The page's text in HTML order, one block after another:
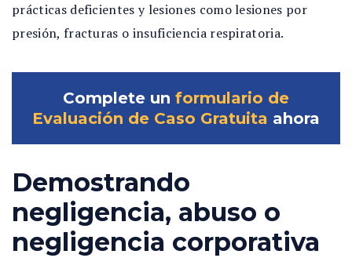
prácticas deficientes y lesiones como lesiones por
presión, fracturas o insuficiencia respiratoria.
Complete un formulario de
Evaluación de Caso Gratuita ahora
Demostrando
negligencia, abuso o
negligencia corporativa